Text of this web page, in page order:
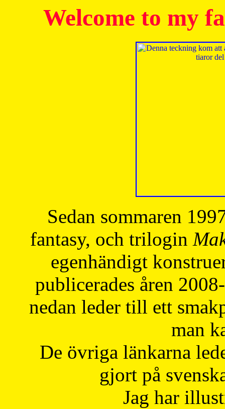
Welcome to my
Sedan sommaren
fantasy, och trilogin
egenhändigt
publicerades åren
nedan leder till ett
man
De övriga länkarna
gjort på
Jag har